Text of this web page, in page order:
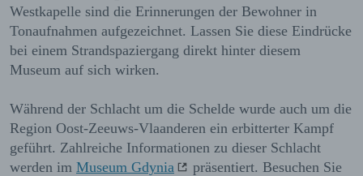
Westkapelle sind die Erinnerungen der Bewohner in
Tonaufnahmen aufgezeichnet. Lassen Sie diese Eindrücke
bei einem Strandspaziergang direkt hinter diesem
Museum auf sich wirken.
Während der Schlacht um die Schelde wurde auch um die
Region Oost-Zeeuws-Vlaanderen ein erbitterter Kampf
geführt. Zahlreiche Informationen zu dieser Schlacht
werden im Museum Gdynia
präsentiert. Besuchen Sie